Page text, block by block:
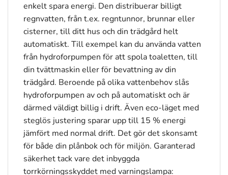
enkelt spara energi. Den distribuerar billigt
regnvatten, från t.ex. regntunnor, brunnar eller
cisterner, till ditt hus och din trädgård helt
automatiskt. Till exempel kan du använda vatten
från hydroforpumpen för att spola toaletten, till
din tvättmaskin eller för bevattning av din
trädgård. Beroende på olika vattenbehov slås
hydroforpumpen av och på automatiskt och är
därmed väldigt billig i drift. Även eco-läget med
steglös justering sparar upp till 15 % energi
jämfört med normal drift. Det gör det skonsamt
för både din plånbok och för miljön. Garanterad
säkerhet tack vare det inbyggda
torrkörningsskyddet med varningslampa: